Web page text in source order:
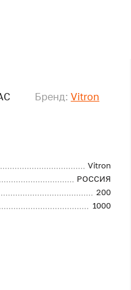
Бренд: Vitron
Vitron
РОССИЯ
200
1000